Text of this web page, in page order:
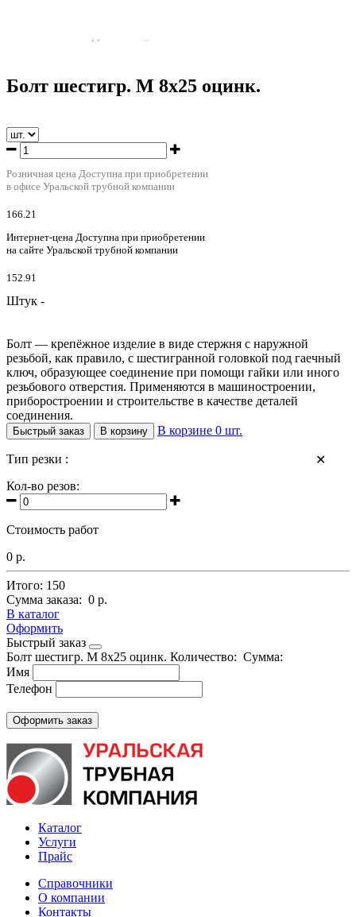
Болт шестигр. М 8х25 оцинк.
Розничная цена Доступна при приобретении
в офисе Уральской трубной компании
166.21
Интернет-цена Доступна при приобретении
на сайте Уральской трубной компании
152.91
Штук -
Болт — крепёжное изделие в виде стержня с наружной
резьбой, как правило, с шестигранной головкой под гаечный
ключ, образующее соединение при помощи гайки или иного
резьбового отверстия. Применяются в машиностроении,
приборостроении и строительстве в качестве деталей
соединения.
Быстрый заказ В корзину В корзине 0 шт.
✕
Тип резки :
Кол-во резов:
Стоимость работ
0 р.
Итого: 150
Сумма заказа: 0 р.
В каталог
Оформить
Быстрый заказ
Болт шестигр. М 8х25 оцинк. Количество: Сумма:
Имя
Телефон
Каталог
Услуги
Прайс
Справочники
О компании
Контакты